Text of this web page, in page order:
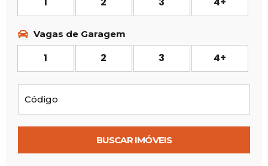
Vagas de Garagem
1 2 3 4+
BUSCAR IMÓVEIS